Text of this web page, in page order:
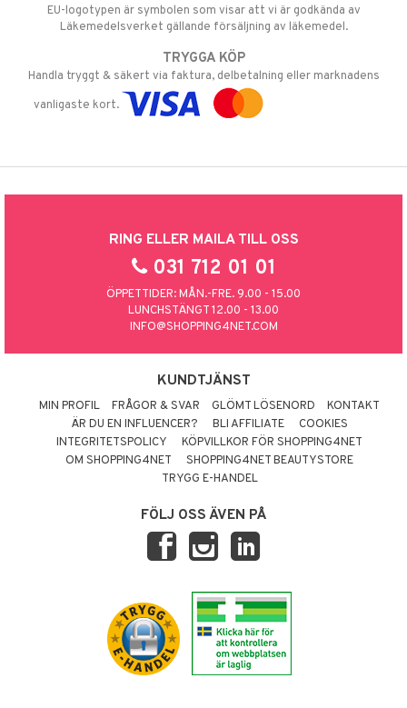
EU-logotypen är symbolen som visar att vi är godkända av
Läkemedelsverket gällande försäljning av läkemedel.
TRYGGA KÖP
Handla tryggt & säkert via faktura, delbetalning eller marknadens
vanligaste kort.
RING ELLER MAILA TILL OSS
031 712 01 01
ÖPPETTIDER: MÅN.-FRE. 9.00 - 15.00
LUNCHSTÄNGT 12.00 - 13.00
INFO@SHOPPING4NET.COM
KUNDTJÄNST
MIN PROFIL FRÅGOR & SVAR GLÖMT LÖSENORD
KONTAKT
ÄR DU EN INFLUENCER?
BLI AFFILIATE
COOKIES
INTEGRITETSPOLICY
KÖPVILLKOR FÖR SHOPPING4NET
OM SHOPPING4NET
SHOPPING4NET BEAUTYSTORE
TRYGG E-HANDEL
FÖLJ OSS ÄVEN PÅ